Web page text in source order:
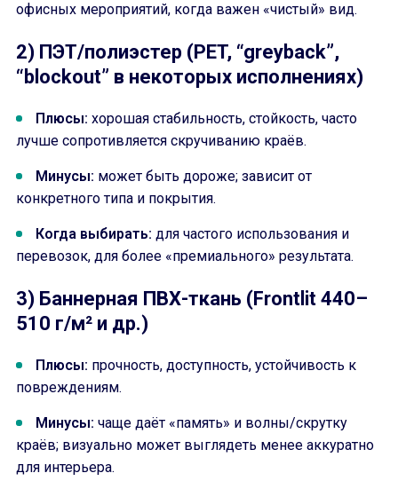
офисных мероприятий, когда важен «чистый» вид.
2) ПЭТ/полиэстер (PET, “greyback”,
“blockout” в некоторых исполнениях)
Плюсы: хорошая стабильность, стойкость, часто
лучше сопротивляется скручиванию краёв.
Минусы: может быть дороже; зависит от
конкретного типа и покрытия.
Когда выбирать: для частого использования и
перевозок, для более «премиального» результата.
3) Баннерная ПВХ-ткань (Frontlit 440–
510 г/м² и др.)
Плюсы: прочность, доступность, устойчивость к
повреждениям.
Минусы: чаще даёт «память» и волны/скрутку
краёв; визуально может выглядеть менее аккуратно
для интерьера.